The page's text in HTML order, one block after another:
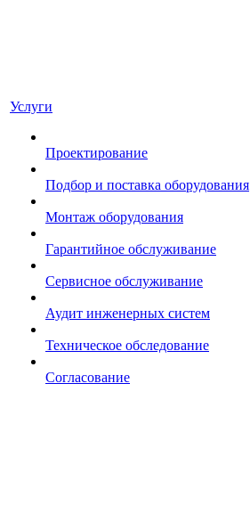
Услуги
Проектирование
Подбор и поставка оборудования
Монтаж оборудования
Гарантийное обслуживание
Сервисное обслуживание
Аудит инженерных систем
Техническое обследование
Согласование